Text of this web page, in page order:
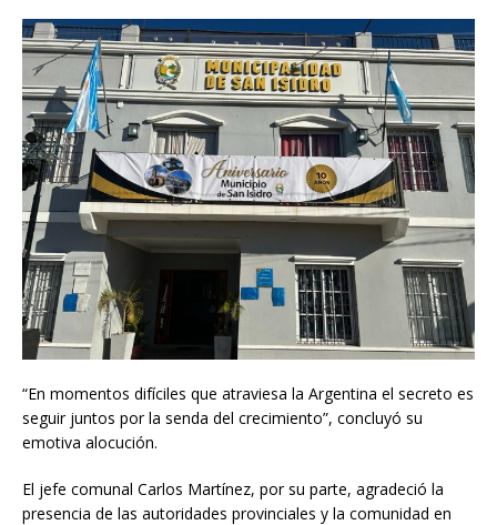
“En momentos difíciles que atraviesa la Argentina el secreto es
seguir juntos por la senda del crecimiento”, concluyó su
emotiva alocución.
El jefe comunal Carlos Martínez, por su parte, agradeció la
presencia de las autoridades provinciales y la comunidad en